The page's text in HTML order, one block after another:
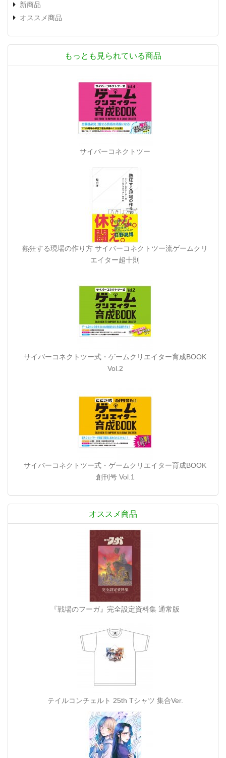
新商品
オススメ商品
もっとも見られている商品
サイバーコネクトツー
熱狂する現場の作り方 サイバーコネクトツー流ゲームクリ
エイター超十則
サイバーコネクトツー式・ゲームクリエイター育成BOOK
Vol.2
サイバーコネクトツー式・ゲームクリエイター育成BOOK
創刊号 Vol.1
オススメ商品
『戦場のフーガ』完全設定資料集 通常版
テイルコンチェルト 25th Tシャツ 集合Ver.